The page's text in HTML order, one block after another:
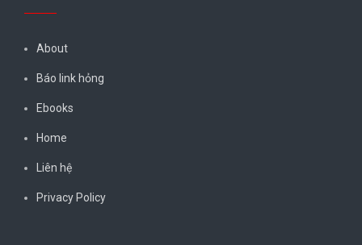
About
Báo link hỏng
Ebooks
Home
Liên hệ
Privacy Policy